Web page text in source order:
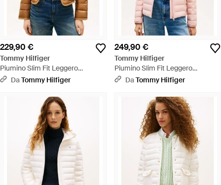
229,90 €
Tommy Hilfiger
Piumino Slim Fit Leggero
Idrorepellente - Blu
DaTommy Hilfiger
249,90 €
Tommy Hilfiger
Piumino Slim Fit Leggero
Idrorepellente - Multicolore
DaTommy Hilfiger